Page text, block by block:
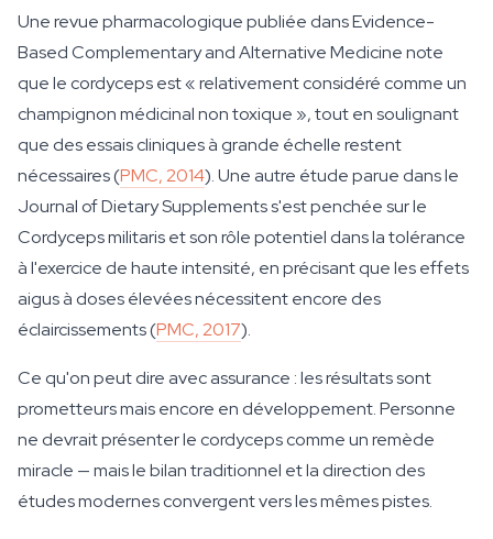
Une revue pharmacologique publiée dans Evidence-
Based Complementary and Alternative Medicine note
que le cordyceps est « relativement considéré comme un
champignon médicinal non toxique », tout en soulignant
que des essais cliniques à grande échelle restent
nécessaires (PMC, 2014). Une autre étude parue dans le
Journal of Dietary Supplements s'est penchée sur le
Cordyceps militaris et son rôle potentiel dans la tolérance
à l'exercice de haute intensité, en précisant que les effets
aigus à doses élevées nécessitent encore des
éclaircissements (PMC, 2017).
Ce qu'on peut dire avec assurance : les résultats sont
prometteurs mais encore en développement. Personne
ne devrait présenter le cordyceps comme un remède
miracle — mais le bilan traditionnel et la direction des
études modernes convergent vers les mêmes pistes.